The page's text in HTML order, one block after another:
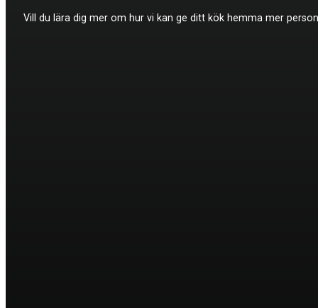
Vill du lära dig mer om hur vi kan ge ditt kök hemma mer